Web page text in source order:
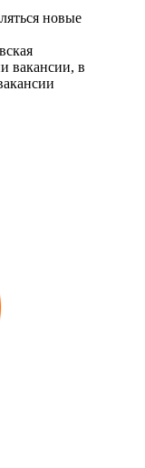
новые
вакансии, в